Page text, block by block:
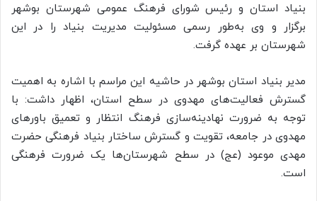
بنیاد استان و رئیس شورای فرهنگ عمومی شهرستان بوشهر
برگزار و وی به‌طور رسمی مسئولیت مدیریت بنیاد را در این
شهرستان بر عهده گرفت.
مدیر بنیاد استان بوشهر در حاشیه این مراسم با اشاره به اهمیت
گسترش فعالیت‌های مهدوی در سطح استان، اظهار داشت: با
توجه به ضرورت نهادینه‌سازی فرهنگ انتظار و تعمیق باورهای
مهدوی در جامعه، تقویت و گسترش ساختار بنیاد فرهنگی حضرت
مهدی موعود (عج) در سطح شهرستان‌ها یک ضرورت فرهنگی
است.